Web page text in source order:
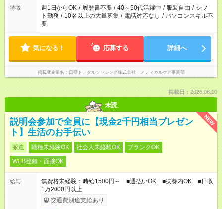
特徴 週1日からOK / 履歴書不要 / 40～50代活躍中 / 服装自由 / シフ
ト勤務 / 10名以上の大量募集 / 電話対応なし / パソコンスキル不
要
気になる！ 応募する 詳細へ
掲載元企業名 日研トータルソーシング株式会社 メディカルケア事業部
掲載日：2026.08.10
未読
NEW
説明会参加で全員に【現金2千円相当プレゼン
ト】生活のお手伝い
派遣 職種未経験OK 社会人未経験OK
ブランクOK
WEB登録・面接OK
給与
無資格未経験：時給1500円～ ■週払いOK ■扶養内OK ■日収
1万2000円以上
交通費別途支給あり